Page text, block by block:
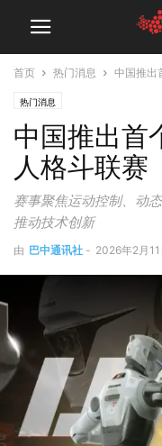
首页 热门消息 中国推出
热门消息
中国推出首
人格斗联赛
赛事聚焦运动控制、动
推动技术创新
由 巴中通讯社 - 2026年2月11